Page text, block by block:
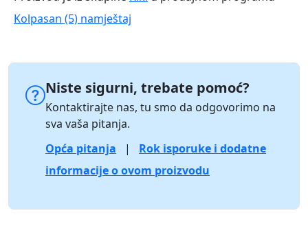
Kolpasan (5) namještaj
Niste sigurni, trebate pomoć?
Kontaktirajte nas, tu smo da odgovorimo na
sva vaša pitanja.
Opća pitanja
|
Rok isporuke i dodatne
informacije o ovom proizvodu